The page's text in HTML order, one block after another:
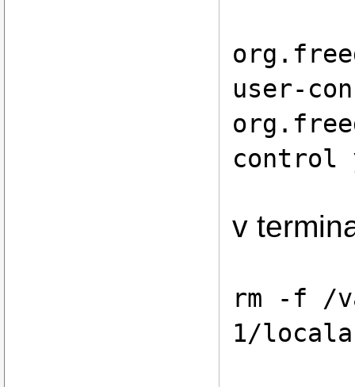
user-
control
v
rm -f /
1/